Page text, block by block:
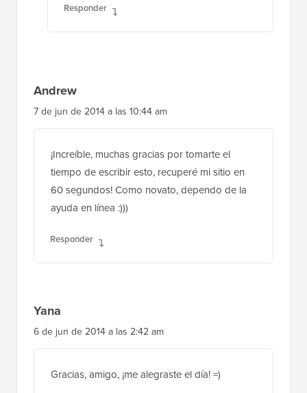
Responder
Andrew
7 de jun de 2014 a las 10:44 am
¡Increíble, muchas gracias por tomarte el
tiempo de escribir esto, recuperé mi sitio en
60 segundos! Como novato, dependo de la
ayuda en línea :)))
Responder
Yana
6 de jun de 2014 a las 2:42 am
Gracias, amigo, ¡me alegraste el día! =)